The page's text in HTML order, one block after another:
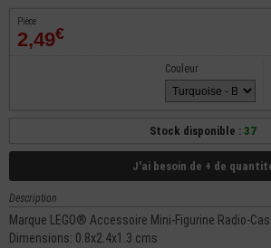
Pièce
2,49€
Couleur
Stock disponible : 37
J'ai besoin de + de
Description
Marque LEGO® Accessoire Mini-Figurine Radio-
Dimensions: 0.8x2.4x1.3 cms